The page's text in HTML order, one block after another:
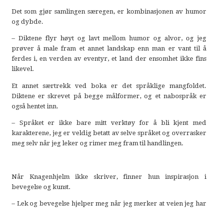
Det som gjør samlingen særegen, er kombinasjonen av humor
og dybde.
– Diktene flyr høyt og lavt mellom humor og alvor, og jeg
prøver å male fram et annet landskap enn man er vant til å
ferdes i, en verden av eventyr, et land der ensomhet ikke fins
likevel.
Et annet særtrekk ved boka er det språklige mangfoldet.
Diktene er skrevet på begge målformer, og et nabospråk er
også hentet inn.
– Språket er ikke bare mitt verktøy for å bli kjent med
karakterene, jeg er veldig betatt av selve språket og overrasker
meg selv når jeg leker og rimer meg fram til handlingen.
Når Knagenhjelm ikke skriver, finner hun inspirasjon i
bevegelse og kunst.
– Lek og bevegelse hjelper meg når jeg merker at veien jeg har